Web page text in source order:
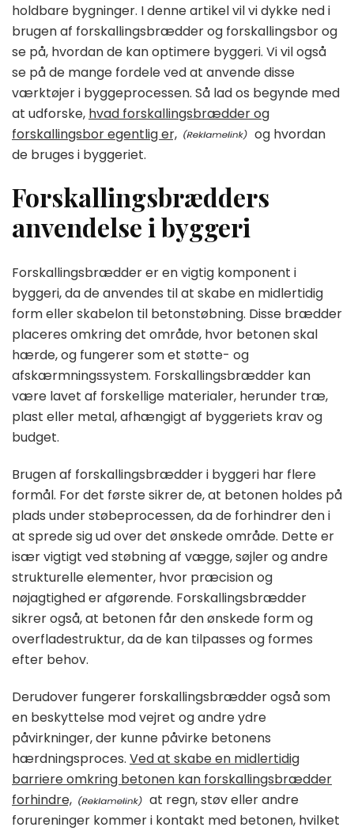
holdbare bygninger. I denne artikel vil vi dykke ned i
brugen af forskallingsbrædder og forskallingsbor og
se på, hvordan de kan optimere byggeri. Vi vil også
se på de mange fordele ved at anvende disse
værktøjer i byggeprocessen. Så lad os begynde med
at udforske, hvad forskallingsbrædder og
forskallingsbor egentlig er,
og hvordan
de bruges i byggeriet.
Forskallingsbrædders
anvendelse i byggeri
Forskallingsbrædder er en vigtig komponent i
byggeri, da de anvendes til at skabe en midlertidig
form eller skabelon til betonstøbning. Disse brædder
placeres omkring det område, hvor betonen skal
hærde, og fungerer som et støtte- og
afskærmningssystem. Forskallingsbrædder kan
være lavet af forskellige materialer, herunder træ,
plast eller metal, afhængigt af byggeriets krav og
budget.
Brugen af forskallingsbrædder i byggeri har flere
formål. For det første sikrer de, at betonen holdes på
plads under støbeprocessen, da de forhindrer den i
at sprede sig ud over det ønskede område. Dette er
især vigtigt ved støbning af vægge, søjler og andre
strukturelle elementer, hvor præcision og
nøjagtighed er afgørende. Forskallingsbrædder
sikrer også, at betonen får den ønskede form og
overfladestruktur, da de kan tilpasses og formes
efter behov.
Derudover fungerer forskallingsbrædder også som
en beskyttelse mod vejret og andre ydre
påvirkninger, der kunne påvirke betonens
hærdningsproces. Ved at skabe en midlertidig
barriere omkring betonen kan forskallingsbrædder
forhindre,
at regn, støv eller andre
forureninger kommer i kontakt med betonen, hvilket